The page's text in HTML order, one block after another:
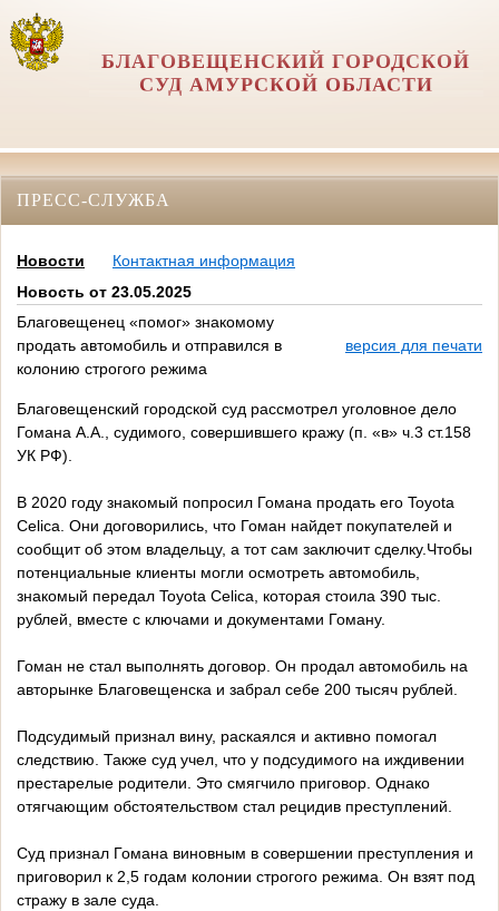
БЛАГОВЕЩЕНСКИЙ ГОРОДСКОЙ
СУД АМУРСКОЙ ОБЛАСТИ
ПРЕСС-СЛУЖБА
Новости
Контактная информация
Новость от 23.05.2025
Благовещенец «помог» знакомому
продать автомобиль и отправился в
колонию строгого режима
версия для печати
Благовещенский городской суд рассмотрел уголовное дело
Гомана А.А., судимого, совершившего кражу (п. «в» ч.3 ст.158
УК РФ).
В 2020 году знакомый попросил Гомана продать его Toyota
Celica. Они договорились, что Гоман найдет покупателей и
сообщит об этом владельцу, а тот сам заключит сделку.Чтобы
потенциальные клиенты могли осмотреть автомобиль,
знакомый передал Toyota Celica, которая стоила 390 тыс.
рублей, вместе с ключами и документами Гоману.
Гоман не стал выполнять договор. Он продал автомобиль на
авторынке Благовещенска и забрал себе 200 тысяч рублей.
Подсудимый признал вину, раскаялся и активно помогал
следствию. Также суд учел, что у подсудимого на иждивении
престарелые родители. Это смягчило приговор. Однако
отягчающим обстоятельством стал рецидив преступлений.
Суд признал Гомана виновным в совершении преступления и
приговорил к 2,5 годам колонии строгого режима. Он взят под
стражу в зале суда.